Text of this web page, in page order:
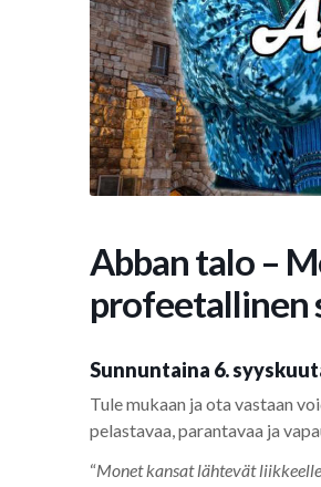
Abban talo –
profeetallinen
Sunnuntaina 6.
Tule mukaan ja ota vastaan
pelastavaa, parantavaa ja
“Monet kansat lähtevät